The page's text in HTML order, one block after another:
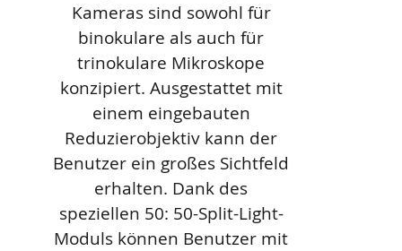
Kameras sind sowohl für
binokulare als auch für
trinokulare Mikroskope
konzipiert. Ausgestattet mit
einem eingebauten
Reduzierobjektiv kann der
Benutzer ein großes Sichtfeld
erhalten. Dank des
speziellen 50: 50-Split-Light-
Moduls können Benutzer mit